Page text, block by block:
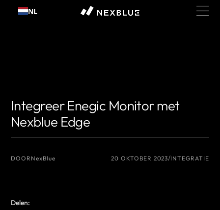
naarNL
Integreer Enegic Monitor met
Nexblue Edge
DOOR NexBlue 20 OKTOBER 2023 INTEGRATIE
Delen: